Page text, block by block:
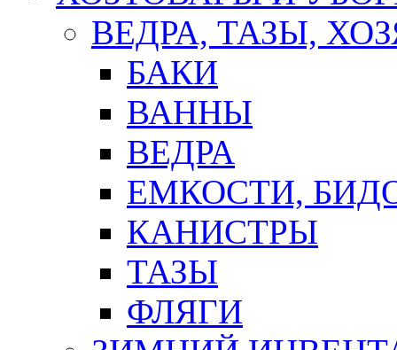
ВЕДРА, ТАЗЫ,
БАКИ
ВАННЫ
ВЕДРА
ЕМКОСТИ,
КАНИСТРЫ
ТАЗЫ
ФЛЯГИ